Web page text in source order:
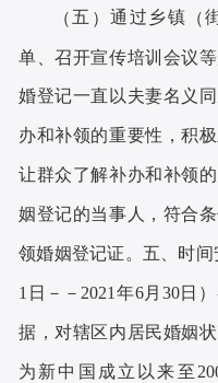
（五 ）通过乡镇 （
单、召开宣传培训会议
婚登记一直以夫妻名义
办和补领的重要性，积
让群众了解补办和补领
姻登记的当事人，符合
领婚姻登记证。 五、时间
1 日 －－2021 年6月 30日 ）
据，对辖区内居民婚姻
为新中国成立以来至